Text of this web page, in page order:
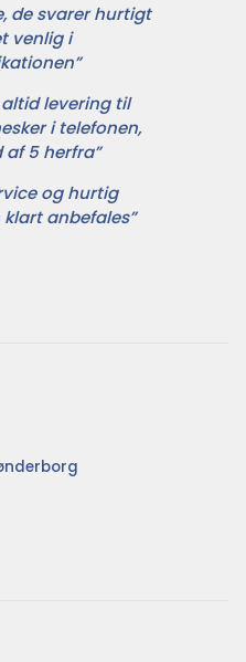
de svarer hurtigt
venlig i
altid levering til
i telefonen,
5 herfra”
og hurtig
anbefales”